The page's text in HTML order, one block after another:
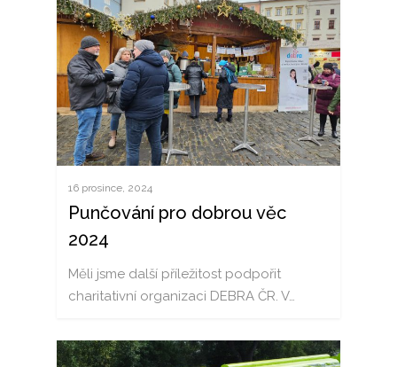
16 prosince, 2024
Punčování pro dobrou věc
2024
Měli jsme další příležitost podpořit
charitativní organizaci DEBRA ČR. V…
KONTEJNEROVÁ
RYCHLÁ POPTÁVKA
ČEŠTINA
DEUTSCH
ENGLISH
POLSKI
РУССКИЙ
ROMÂNĂ
MAGYAR
УКРАЇНСЬКА